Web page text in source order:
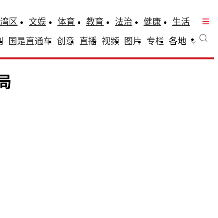
区 文娱 体育 教育 法治 健康
生活
国是直通车 创意 直播 视频 图片 专栏 各地